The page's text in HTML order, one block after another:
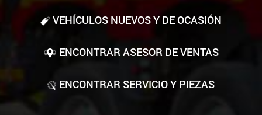
VEHÍCULOS NUEVOS Y DE OCASIÓN
ENCONTRAR ASESOR DE VENTAS
ENCONTRAR SERVICIO Y PIEZAS